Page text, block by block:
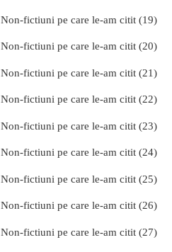
Non-fictiuni pe care le-am citit (19)
Non-fictiuni pe care le-am citit (20)
Non-fictiuni pe care le-am citit (21)
Non-fictiuni pe care le-am citit (22)
Non-fictiuni pe care le-am citit (23)
Non-fictiuni pe care le-am citit (24)
Non-fictiuni pe care le-am citit (25)
Non-fictiuni pe care le-am citit (26)
Non-fictiuni pe care le-am citit (27)